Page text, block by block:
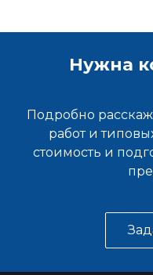
Нужна
Подробно
работ и
стоимость и